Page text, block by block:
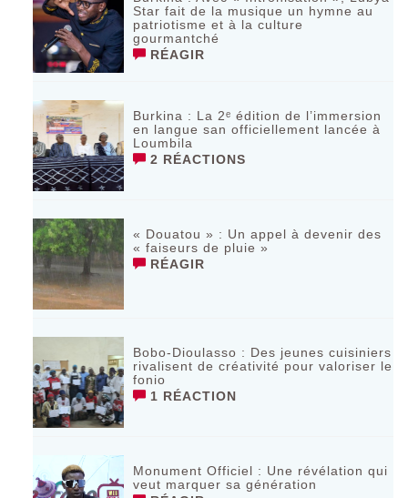
Star fait de la musique un hymne au
patriotisme et à la culture
gourmantché
RÉAGIR
Burkina : La 2ᵉ édition de l’immersion
en langue san officiellement lancée à
Loumbila
2 RÉACTIONS
« Douatou » : Un appel à devenir des
« faiseurs de pluie »
RÉAGIR
Bobo-Dioulasso : Des jeunes cuisiniers
rivalisent de créativité pour valoriser le
fonio
1 RÉACTION
Monument Officiel : Une révélation qui
veut marquer sa génération